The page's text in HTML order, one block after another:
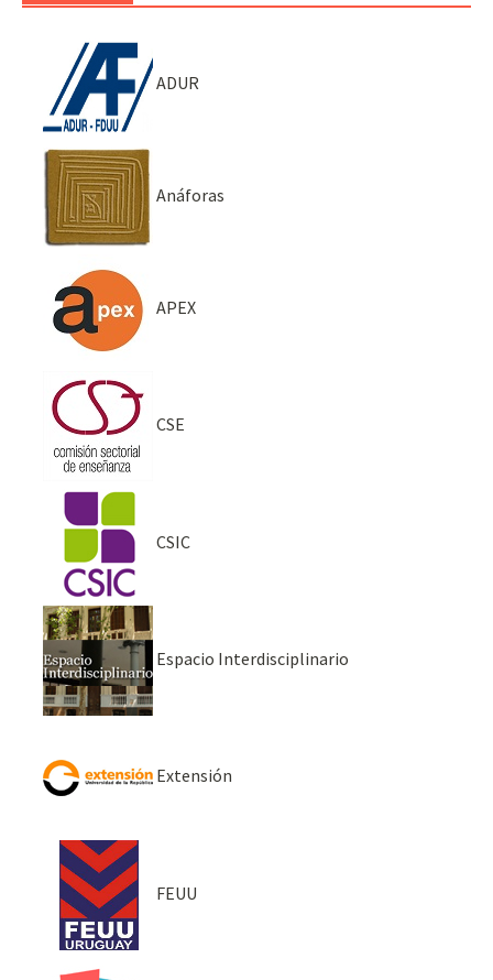
ADUR
Anáforas
APEX
CSE
CSIC
Espacio Interdisciplinario
Extensión
FEUU